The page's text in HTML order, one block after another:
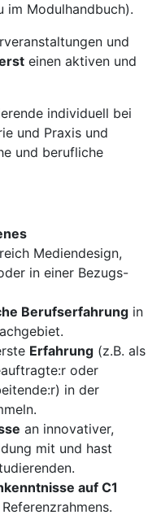
im Modulhandbuch).
und
einen aktiven und
individuell bei
und Praxis und
und berufliche
Mediendesign,
in einer Bezugs-
Berufserfahrung in
Erfahrung (z.B. als
oder
in der
an innovativer,
mit und hast
auf C1